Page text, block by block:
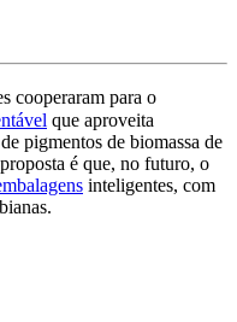
cooperaram para o
que aproveita
pigmentos de biomassa de
é que, no futuro, o
inteligentes, com